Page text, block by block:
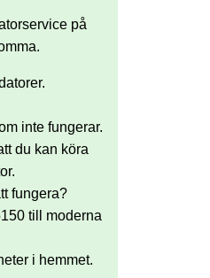
på
inte fungerar.
du kan köra
fungera?
till moderna
i hemmet.